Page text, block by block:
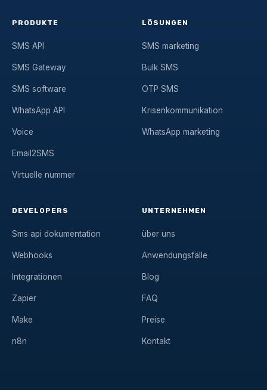
PRODUKTE
SMS API
SMS Gateway
SMS software
WhatsApp API
Voice
Email2SMS
Virtuelle nummer
LÖSUNGEN
SMS marketing
Bulk SMS
OTP SMS
Krisenkommunikation
WhatsApp marketing
DEVELOPERS
Sms api dokumentation
Webhooks
Integrationen
Zapier
Make
n8n
UNTERNEHMEN
über uns
Anwendungsfälle
Blog
FAQ
Preise
Kontakt